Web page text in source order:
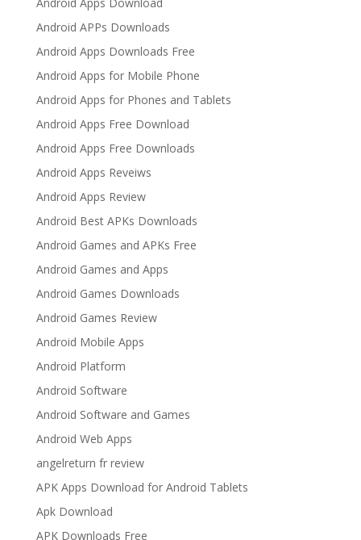
Android APPs Downloads
Android Apps Downloads Free
Android Apps for Mobile Phone
Android Apps for Phones and Tablets
Android Apps Free Download
Android Apps Free Downloads
Android Apps Reveiws
Android Apps Review
Android Best APKs Downloads
Android Games and APKs Free
Android Games and Apps
Android Games Downloads
Android Games Review
Android Mobile Apps
Android Platform
Android Software
Android Software and Games
Android Web Apps
angelreturn fr review
APK Apps Download for Android Tablets
Apk Download
APK Downloads Free